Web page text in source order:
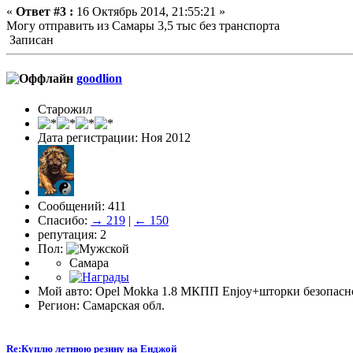
« Ответ #3 : 16 Октябрь 2014, 21:55:21 »
Могу отправить из Самары 3,5 тыс без транспорта
Записан
goodlion
Старожил
Дата регистрации: Ноя 2012
Сообщений: 411
Спасибо: → 219 | ← 150
репутация: 2
Пол:
Самара
Мой авто: Opel Mokka 1.8 МКПП Enjoy+шторки
Регион: Самарская обл.
Re:Куплю летнюю резину на Енджой